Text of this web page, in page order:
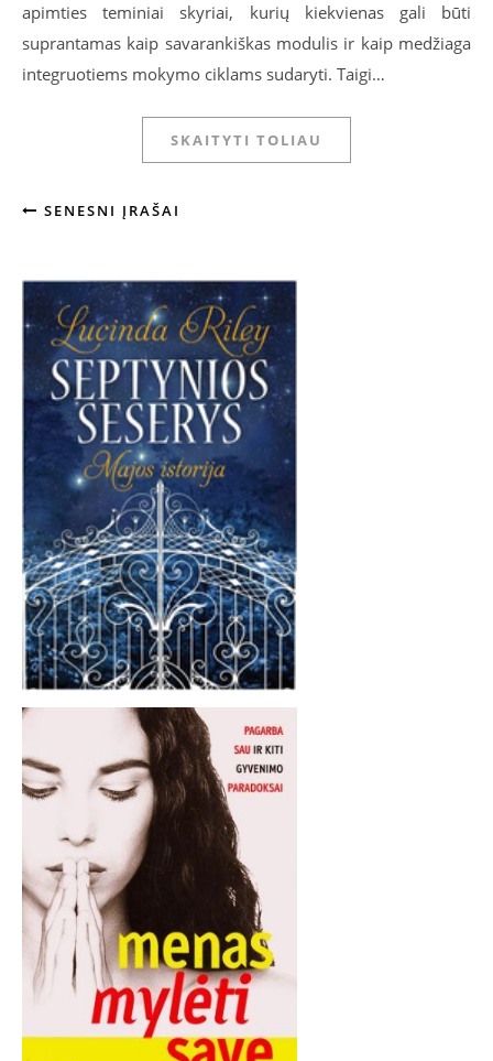
apimties teminiai skyriai, kurių kiekvienas gali būti
suprantamas kaip savarankiškas modulis ir kaip medžiaga
integruotiems mokymo ciklams sudaryti. Taigi…
SKAITYTI TOLIAU
SENESNI ĮRAŠAI